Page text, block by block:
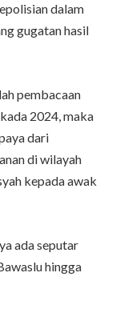
dalam
gugatan hasil
pembacaan
2024, maka
dari
di wilayah
kepada awak
ada seputar
hingga